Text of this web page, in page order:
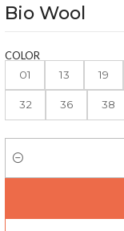
Bio Wool
COLOR
01
13 19
32 36 38
Quantity